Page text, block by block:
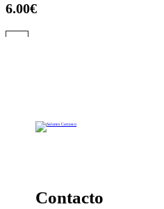
6.00€
Contacto